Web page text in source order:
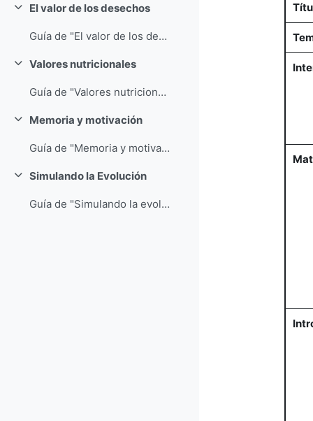
Colapsar
El valor de los desechos
Guía de "El valor de los desechos"
Colapsar
Valores nutricionales
Guía de "Valores nutricionales"
Colapsar
Memoria y motivación
Guía de "Memoria y motivación"
Colapsar
Simulando la Evolución
Guía de "Simulando la evolución"